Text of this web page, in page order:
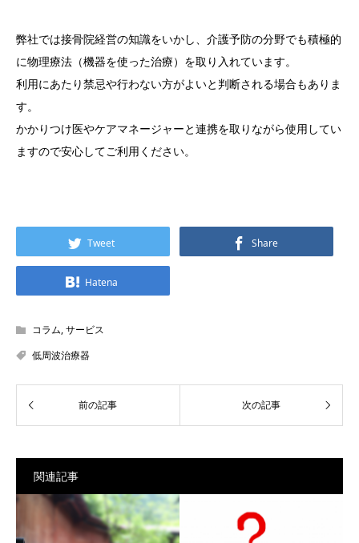
弊社では接骨院経営の知識をいかし、介護予防の分野でも積極的
に物理療法（機器を使った治療）を取り入れています。
利用にあたり禁忌や行わない方がよいと判断される場合もありま
す。
かかりつけ医やケアマネージャーと連携を取りながら使用してい
ますので安心してご利用ください。
Tweet Share
Hatena
コラム,サービス
低周波治療器
関連記事